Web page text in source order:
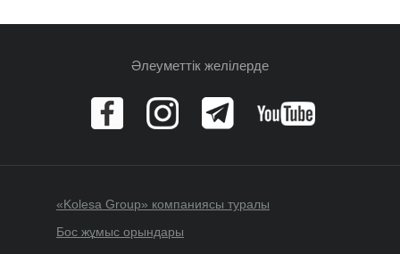
Әлеуметтік желілерде
«Kolesa Group» компаниясы туралы
Бос жұмыс орындары